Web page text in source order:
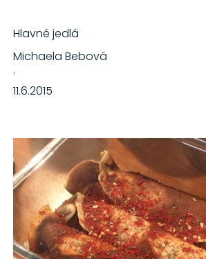
Hlavné jedlá
Michaela Bebová
·
11.6.2015